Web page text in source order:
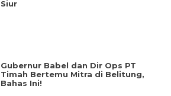
Siur
‎Gubernur Babel dan Dir Ops PT
Timah Bertemu Mitra di Belitung,
Bahas Ini!